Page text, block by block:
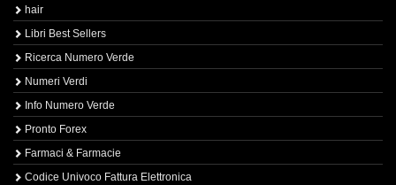
hair
Libri Best Sellers
Ricerca Numero Verde
Numeri Verdi
Info Numero Verde
Pronto Forex
Farmaci & Farmacie
Codice Univoco Fattura Elettronica